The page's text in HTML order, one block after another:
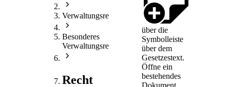
Verwaltungsrecht
Besonderes
Verwaltungsrecht
Recht
über die
Symbolleiste
über dem
Gesetzestext.
Öffne ein
bestehendes